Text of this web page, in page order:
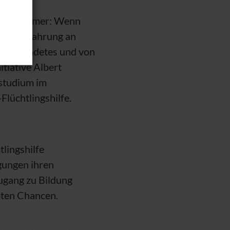
Wenn
an
und von
Albert
im
ihren
zu Bildung
Chancen.